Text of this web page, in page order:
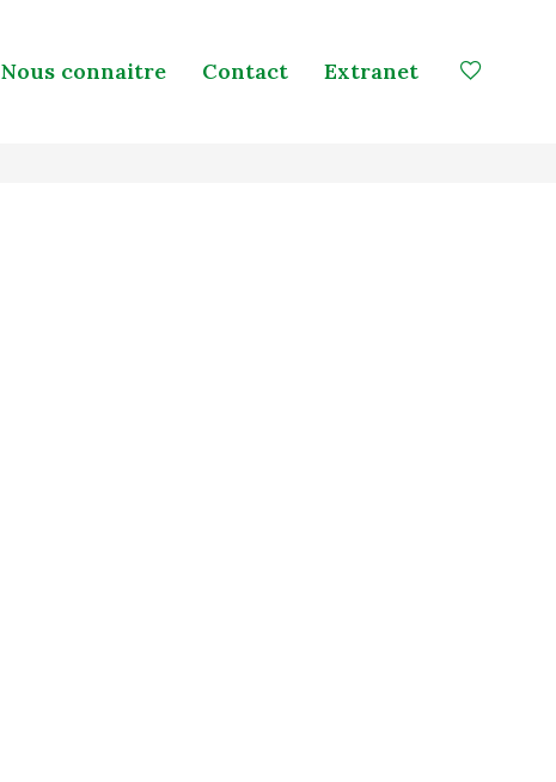
Nous connaitre Contact Extranet